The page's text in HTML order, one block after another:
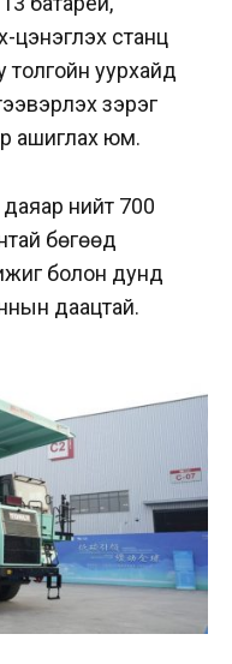
цэнэглэх станц
уурхайд
зэрэг
ашиглах юм.
нийт 700
бөгөөд
болон дунд
даацтай.